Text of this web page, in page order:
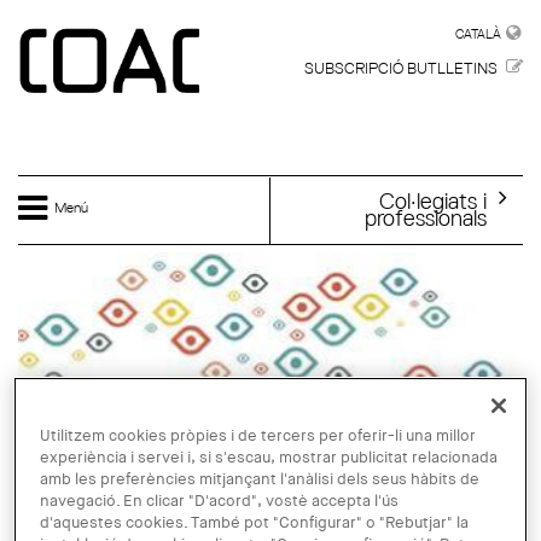
CATALÀ
SUBSCRIPCIÓ BUTLLETINS
Menú Col·legiats i
professionals
Utilitzem cookies pròpies i de tercers per oferir-li una millor
experiència i servei i, si s'escau, mostrar publicitat relacionada
amb les preferències mitjançant l'anàlisi dels seus hàbits de
navegació. En clicar "D'acord", vostè accepta l'ús
d'aquestes cookies. També pot "Configurar" o "Rebutjar" la